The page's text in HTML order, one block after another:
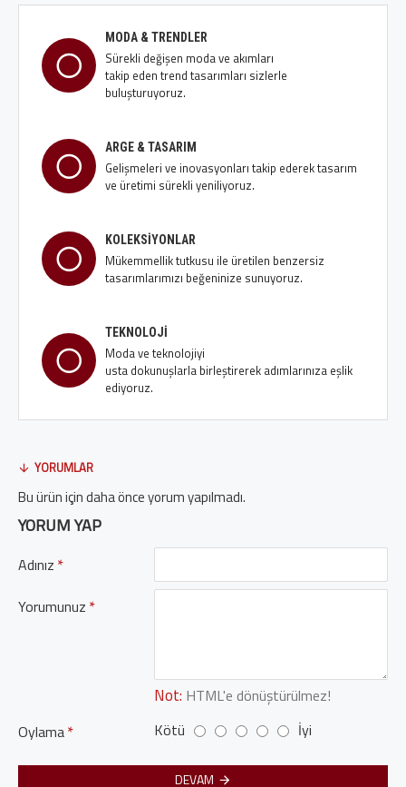
MODA & TRENDLER
Sürekli değişen moda ve akımları
takip eden trend tasarımları sizlerle
buluşturuyoruz.
ARGE & TASARIM
Gelişmeleri ve inovasyonları takip ederek tasarım
ve üretimi sürekli yeniliyoruz.
KOLEKSİYONLAR
Mükemmellik tutkusu ile üretilen benzersiz
tasarımlarımızı beğeninize sunuyoruz.
TEKNOLOJİ
Moda ve teknolojiyi
usta dokunuşlarla birleştirerek adımlarınıza eşlik
ediyoruz.
YORUMLAR
Bu ürün için daha önce yorum yapılmadı.
YORUM YAP
Adınız
Yorumunuz
Not: HTML'e dönüştürülmez!
Oylama
Kötü İyi
DEVAM